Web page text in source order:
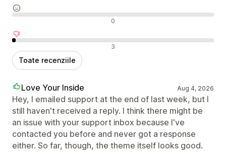
Recenzii neutre 0
Recenzii negative 3
Toate recenziile
Love Your Inside Aug 4, 2026
Hey, I emailed support at the end of last week, but I
still haven't received a reply. I think there might be
an issue with your support inbox because I've
contacted you before and never got a response
either. So far, though, the theme itself looks good.